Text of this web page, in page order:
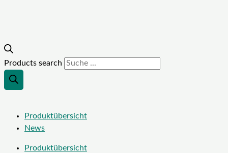
Products search
Produktübersicht
News
Produktübersicht